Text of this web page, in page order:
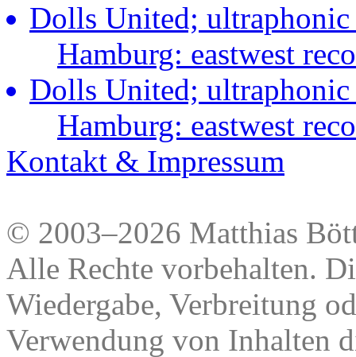
Dolls United;
Hamburg: eastwest
Dolls United;
Hamburg: eastwest
Kontakt & Impressum
© 2003–2026 Matthias
Alle Rechte vorbehalten.
Wiedergabe, Verbreitung
Verwendung von Inhalten